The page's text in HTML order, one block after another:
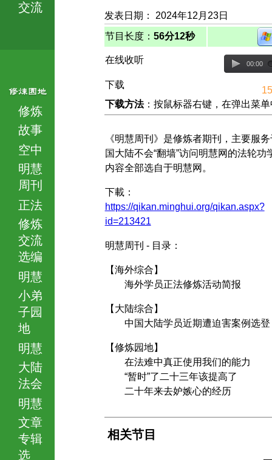
交流
修炼
故事
空中
明慧
周刊
正法
修炼
交流
选编
明慧
小弟
子园
地
明慧
大陆
法会
明慧
文章
专辑
选
发表日期： 2024年12月23日
节目长度： 56分12秒
在线收听 00:00
下载
下载方法：按鼠标器右键，在弹出菜
《明慧周刊》是修炼者期刊，主要服
国大陆不会“翻墙”访问明慧网的法轮功
内容全部选自于明慧网。
下載：
https://qikan.minghui.org/qikan.aspx?
id=213421
明慧周刊 - 目录：
【海外综合】
海外学员正法修炼活动简报
【大陆综合】
中国大陆学员近期遭迫害案例选登
【修炼园地】
在法难中真正使用我们的能力
“暂时”了二十三年该提高了
二十年来去妒嫉心的经历
相关节目